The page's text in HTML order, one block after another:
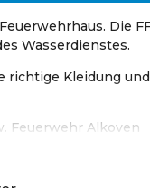
Die
Wasserdienstes.
richtige Kleidung
Feuerwehr Alkoven